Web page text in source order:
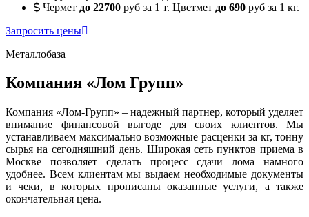
Чермет до 22700 руб за 1 т. Цветмет до 690 руб за 1 кг.
Запросить цены
Металлобаза
Компания «Лом Групп»
Компания «Лом-Групп» – надежный партнер, который уделяет
внимание финансовой выгоде для своих клиентов. Мы
устанавливаем максимально возможные расценки за кг, тонну
сырья на сегодняшний день. Широкая сеть пунктов приема в
Москве позволяет сделать процесс сдачи лома намного
удобнее. Всем клиентам мы выдаем необходимые документы
и чеки, в которых прописаны оказанные услуги, а также
окончательная цена.